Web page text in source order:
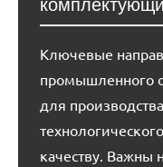
Ключевые
промышленного
для
качеству. Важны